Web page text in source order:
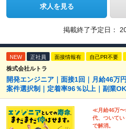
求人を見る
掲載終了予定日：
NEW 正社員 面接情報有 自己PR不要
株式会社ルトラ
開発エンジニア｜面接1回｜月給46万
案件選択制｜定着率96％以上｜副業
≪月給46万〜
代、ついて
で解消。